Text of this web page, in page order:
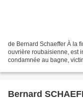
de Bernard Schaeffer À la
ouvrière roubaisienne, est
condamnée au bagne,
Bernard